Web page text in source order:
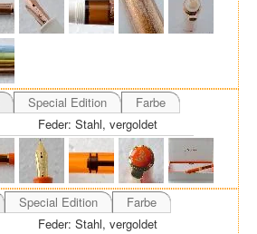
Special Edition
Farbe
Feder: Stahl, vergoldet
Special Edition
Farbe
Feder: Stahl, vergoldet